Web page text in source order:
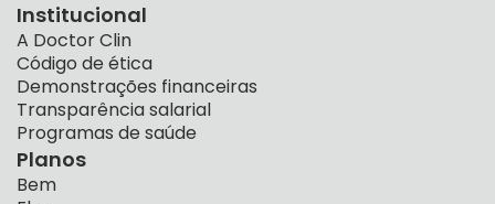
Institucional
A Doctor Clin
Código de ética
Demonstrações financeiras
Transparência salarial
Programas de saúde
Planos
Bem